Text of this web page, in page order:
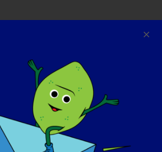
إصابتي بهذا المرض هو زواجي. فقد
من اعتمادي على عائلتي وأصدقائي إلا أنني
بنفسي، وبطريقة ما، على الرغم من ضعف